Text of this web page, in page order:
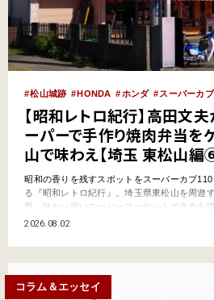
松山城跡 HONDA ホンダ スーパーカブ
【昭和レトロ紀行】高田文夫
ーパーで手作り焼肉弁当を
山で味わえ【埼玉 東松山編
昭和の香りを残すスポットをスーパーカブ
る『昭和レトロ紀行』。埼玉県東松山を周遊
盤。味わい深いスーパーマーケットで弁当を
眠る不思議な山!? さてどうなる？ これまで
う！【埼玉 東松山編 ①】漢方コーラと醤油
2026.08.02
コラム＆エッセイ